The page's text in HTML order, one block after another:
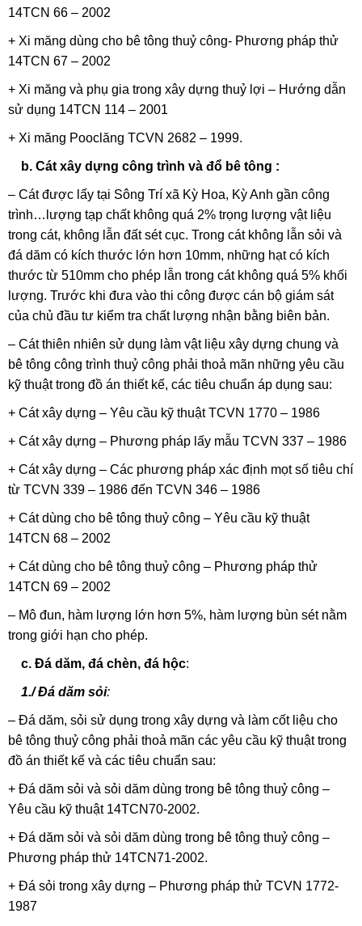
14TCN 66 – 2002
+ Xi măng dùng cho bê tông thuỷ công- Phương pháp thử
14TCN 67 – 2002
+ Xi măng và phụ gia trong xây dựng thuỷ lợi – Hướng dẫn
sử dụng 14TCN 114 – 2001
+ Xi măng Pooclăng TCVN 2682 – 1999.
b. Cát xây dựng công trình và đổ bê tông :
– Cát được lấy tại Sông Trí xã Kỳ Hoa, Kỳ Anh gần công
trình…lượng tạp chất không quá 2% trọng lượng vật liệu
trong cát, không lẫn đất sét cục. Trong cát không lẫn sỏi và
đá dăm có kích thước lớn hơn 10mm, những hạt có kích
thước từ 510mm cho phép lẫn trong cát không quá 5% khối
lượng. Trước khi đưa vào thi công được cán bộ giám sát
của chủ đầu tư kiểm tra chất lượng nhận bằng biên bản.
– Cát thiên nhiên sử dụng làm vật liệu xây dựng chung và
bê tông công trình thuỷ công phải thoả mãn những yêu cầu
kỹ thuật trong đồ án thiết kế, các tiêu chuẩn áp dụng sau:
+ Cát xây dựng – Yêu cầu kỹ thuật TCVN 1770 – 1986
+ Cát xây dựng – Phương pháp lấy mẫu TCVN 337 – 1986
+ Cát xây dựng – Các phương pháp xác định mọt số tiêu chí
từ TCVN 339 – 1986 đến TCVN 346 – 1986
+ Cát dùng cho bê tông thuỷ công – Yêu cầu kỹ thuật
14TCN 68 – 2002
+ Cát dùng cho bê tông thuỷ công – Phương pháp thử
14TCN 69 – 2002
– Mô đun, hàm lượng lớn hơn 5%, hàm lượng bùn sét nằm
trong giới hạn cho phép.
c. Đá dăm, đá chèn, đá hộc:
1./ Đá dăm sỏi:
– Đá dăm, sỏi sử dụng trong xây dựng và làm cốt liệu cho
bê tông thuỷ công phải thoả mãn các yêu cầu kỹ thuật trong
đồ án thiết kế và các tiêu chuẩn sau:
+ Đá dăm sỏi và sỏi dăm dùng trong bê tông thuỷ công –
Yêu cầu kỹ thuật 14TCN70-2002.
+ Đá dăm sỏi và sỏi dăm dùng trong bê tông thuỷ công –
Phương pháp thử 14TCN71-2002.
+ Đá sỏi trong xây dựng – Phương pháp thử TCVN 1772-
1987